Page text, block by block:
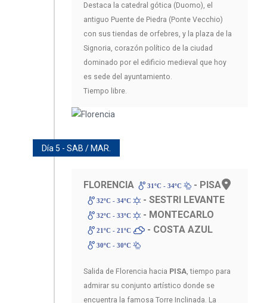
Destaca la catedral gótica (Duomo), el
antiguo Puente de Piedra (Ponte Vecchio)
con sus tiendas de orfebres, y la plaza de la
Signoria, corazón político de la ciudad
dominado por el edificio medieval que hoy
es sede del ayuntamiento.
Tiempo libre.
Día 5 - SAB / MAR.
FLORENCIA 31ºC - 34ºC - PISA
32ºC - 34ºC - SESTRI LEVANTE
32ºC - 33ºC - MONTECARLO
21ºC - 21ºC - COSTA AZUL
30ºC - 30ºC
Salida de Florencia hacia PISA , tiempo para
admirar su conjunto artístico donde se
encuentra la famosa Torre Inclinada. La